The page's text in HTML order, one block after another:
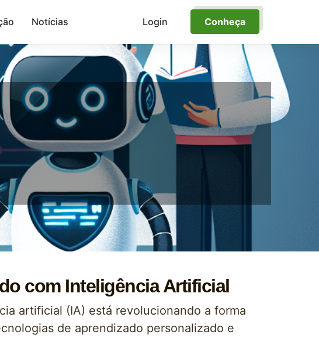
Notícias Login Conheça
com Inteligência Artificial
artificial (IA) está revolucionando a forma
de aprendizado personalizado e